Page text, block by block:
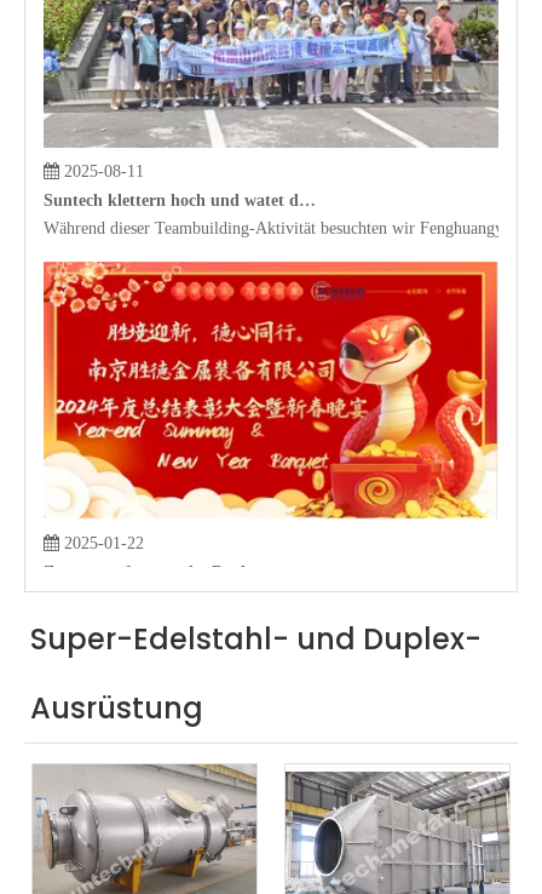
2025-08-11
Während dieser Teambuilding-Aktivität besuchten wir
2025-01-22
Zusammenfassung zum Jahresende von Suntech Equipment und
2024-08-28
Super-Edelstahl- und Duplex-
Ausrüstung